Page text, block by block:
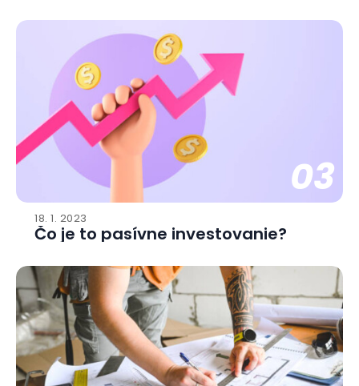
03
18. 1. 2023
Čo je to pasívne investovanie?